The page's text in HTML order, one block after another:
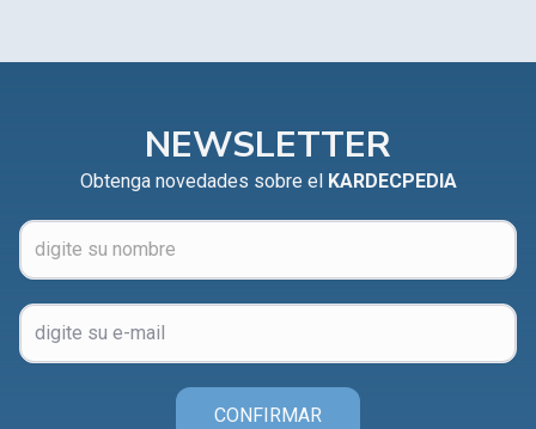
NEWSLETTER
Obtenga novedades sobre el KARDECPEDIA
CONFIRMAR